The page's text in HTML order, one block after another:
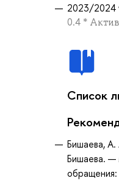
2023/2024
0.4 *
Список
Бишаева, А.
Бишаева.